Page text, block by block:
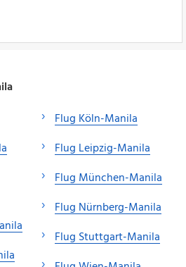
Flug Köln-Manila
Flug Leipzig-Manila
Flug München-Manila
Flug Nürnberg-Manila
Flug Stuttgart-Manila